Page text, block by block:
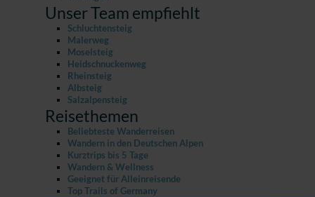
Unser Team empfiehlt
Schluchtensteig
Malerweg
Moselsteig
Heidschnuckenweg
Rheinsteig
Albsteig
Salzalpensteig
Reisethemen
Beliebteste Wanderreisen
Wandern in den Deutschen Alpen
Kurztrips bis 5 Tage
Wandern & Wellness
Geeignet für Alleinreisende
Top Trails of Germany